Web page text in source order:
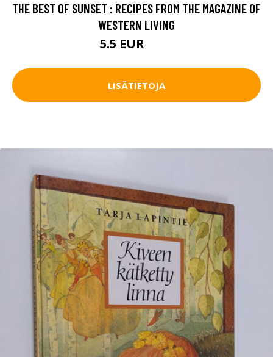
THE BEST OF SUNSET : RECIPES FROM THE MAGAZINE OF
WESTERN LIVING
5.5 EUR
LISÄTIETOJA